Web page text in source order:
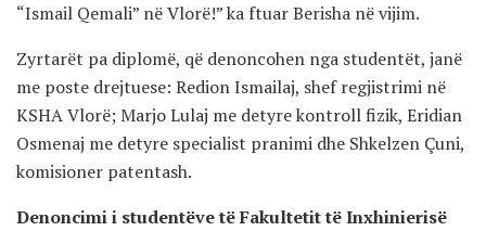
“Ismail Qemali” në Vlorë!” ka ftuar Berisha në vijim.
Zyrtarët pa diplomë, që denoncohen nga studentët, janë
me poste drejtuese: Redion Ismailaj, shef regjistrimi në
KSHA Vlorë; Marjo Lulaj me detyre kontroll fizik, Eridian
Osmenaj me detyre specialist pranimi dhe Shkelzen Çuni,
komisioner patentash.
Denoncimi i studentëve të Fakultetit të Inxhinierisë